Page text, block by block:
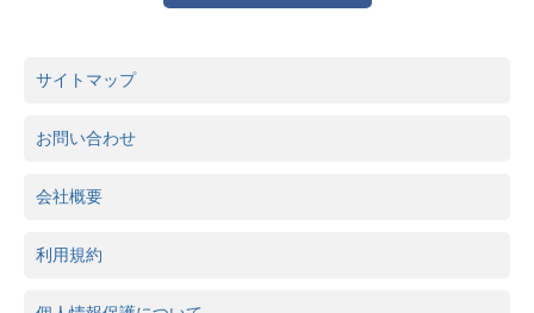
サイトマップ
お問い合わせ
会社概要
利用規約